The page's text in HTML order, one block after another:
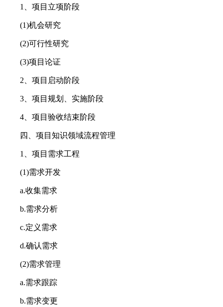
1、项目立项阶段
(1)机会研究
(2)可行性研究
(3)项目论证
2、项目启动阶段
3、项目规划、实施阶段
4、项目验收结束阶段
四、项目知识领域流程管理
1、项目需求工程
(1)需求开发
a.收集需求
b.需求分析
c.定义需求
d.确认需求
(2)需求管理
a.需求跟踪
b.需求变更